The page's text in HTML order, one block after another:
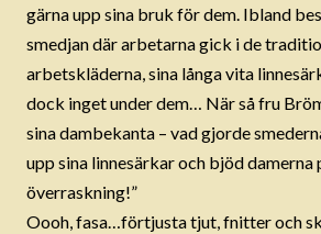
gärna upp sina bruk för dem. Ibland
smedjan där arbetarna gick i de
arbetskläderna, sina långa vita
dock inget under dem… När så fru
sina dambekanta – vad gjorde
upp sina linnesärkar och bjöd damerna
överraskning!”
Oooh, fasa…förtjusta tjut, fnitter och